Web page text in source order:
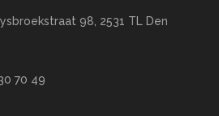
98, 2531 TL Den
70 49